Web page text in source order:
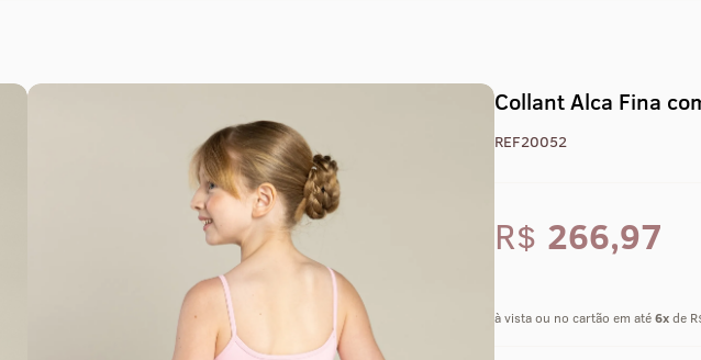
Collant Alca Fina
REF20052
R$ 266,97
à vista ou no cartão em até6xde